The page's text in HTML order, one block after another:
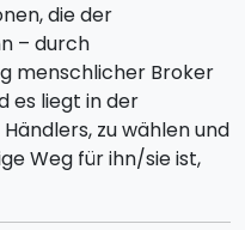
die der
– durch
menschlicher Broker
es liegt in der
zu wählen und
Weg für ihn/sie ist,